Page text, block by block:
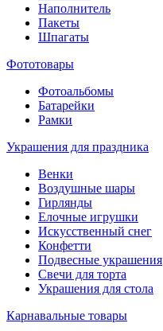
Наполнитель
Пакеты
Шпагаты
Фототовары
Фотоальбомы
Батарейки
Рамки
Украшения для праздника
Венки
Воздушные шары
Гирлянды
Елочные игрушки
Искусственный снег
Конфетти
Подвесные украшения
Свечи для торта
Украшения для стола
Карнавальные товары